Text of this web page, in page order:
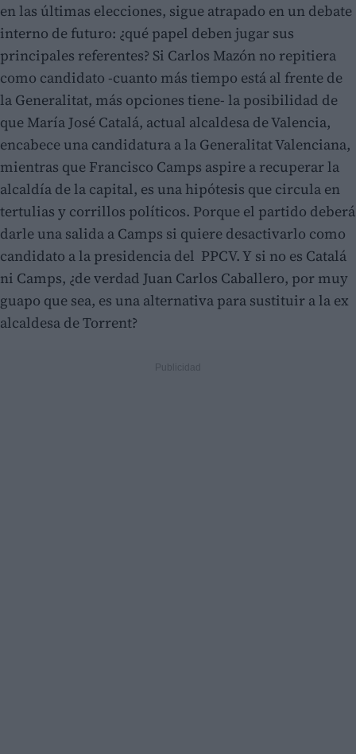
en las últimas elecciones, sigue atrapado en un debate
interno de futuro: ¿qué papel deben jugar sus
principales referentes? Si Carlos Mazón no repitiera
como candidato -cuanto más tiempo está al frente de
la Generalitat, más opciones tiene- la posibilidad de
que María José Catalá, actual alcaldesa de Valencia,
encabece una candidatura a la Generalitat Valenciana,
mientras que Francisco Camps aspire a recuperar la
alcaldía de la capital, es una hipótesis que circula en
tertulias y corrillos políticos. Porque el partido deberá
darle una salida a Camps si quiere desactivarlo como
candidato a la presidencia del PPCV. Y si no es Catalá
ni Camps, ¿de verdad Juan Carlos Caballero, por muy
guapo que sea, es una alternativa para sustituir a la ex
alcaldesa de Torrent?